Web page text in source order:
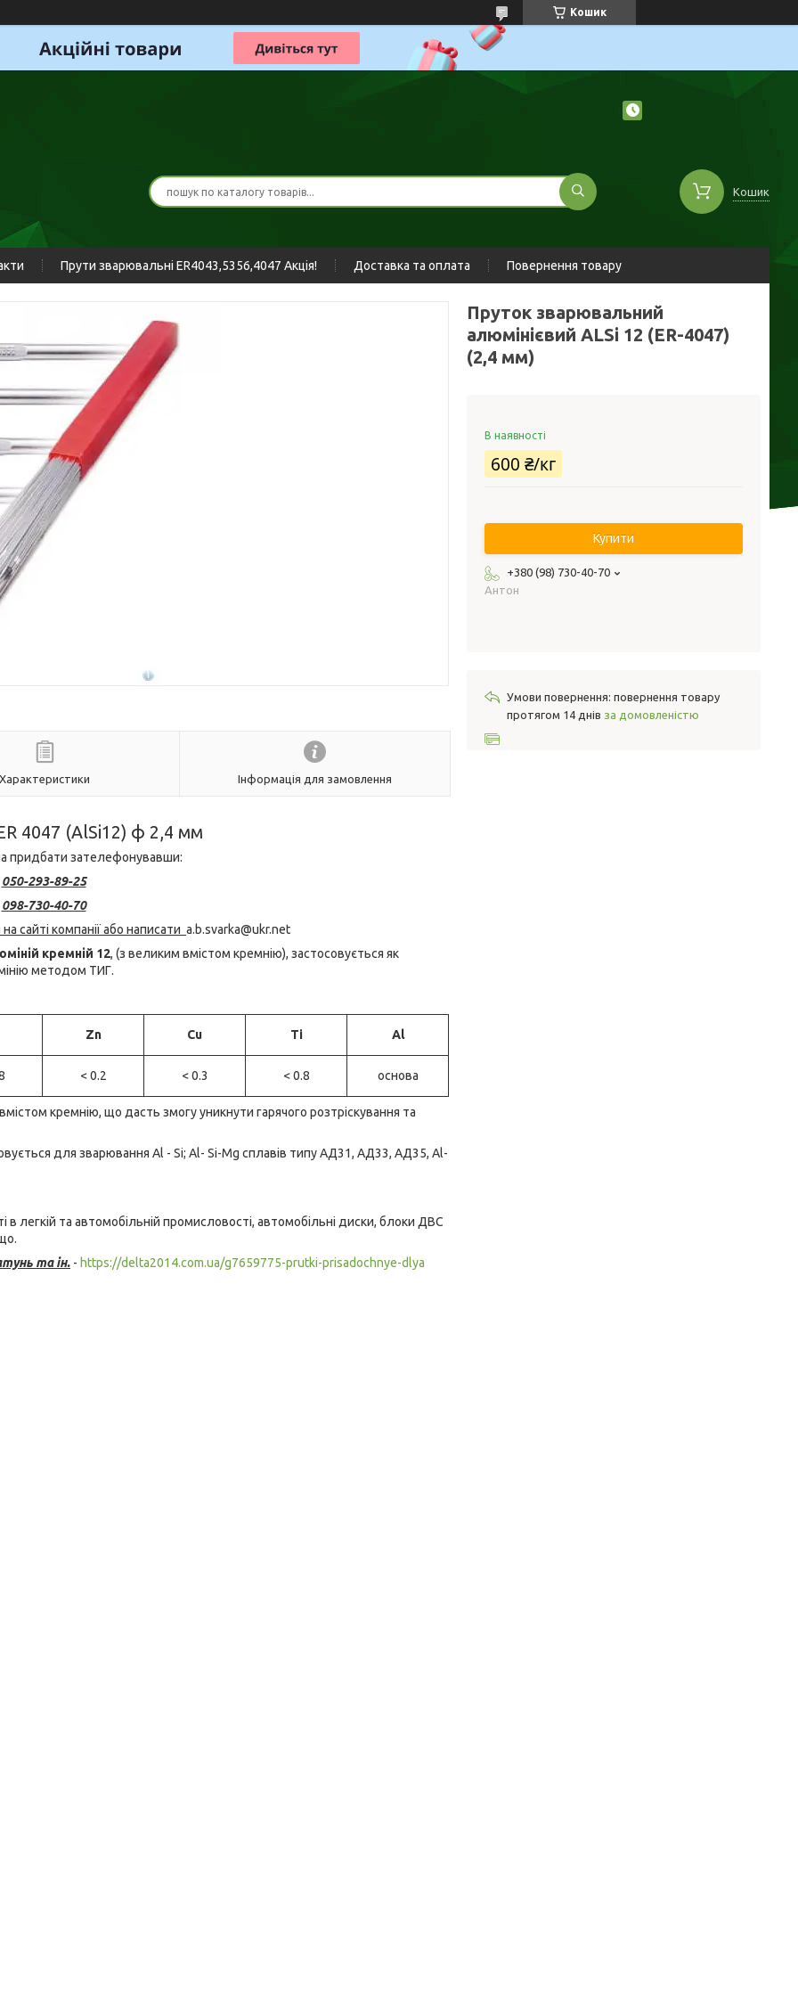
Кошик
Кошик
Прути зварювальні ER4043,5356,4047 Акція! Доставка та оплата Повернення товару
Характеристики Інформація для замовлення
(AlSi12) ф 2,4 мм
придбати зателефонувавши:
050-293-89-25
098-730-40-70
сайті компанії або написати a.b.svarka@ukr.net
кремній 12, (з великим вмістом кремнію), застосовується як
методом ТИГ.
Zn Cu Ti Al
< 0.2 < 0.3 < 0.8 основа
кремнію, що дасть змогу уникнути гарячого розтріскування та
для зварювання Al - Si; Al- Si-Mg сплавів типу АД31, АД33, АД35, Al-
в легкій та автомобільній промисловості, автомобільні диски, блоки ДВС
та ін. - https://delta2014.com.ua/g7659775-prutki-prisadochnye-dlya
Пруток зварювальний
алюмінієвий ALSi 12 (ER-4047)
(2,4 мм)
В наявності
600 ₴/кг
Купити
+380 (98) 730-40-70
Антон
повернення товару
протягом 14 днів за домовленістю